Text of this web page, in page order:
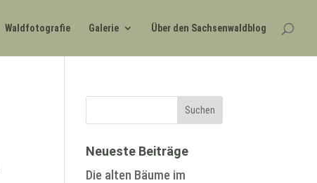
Waldfotografie Galerie Über den Sachsenwaldblog
Neueste Beiträge
Die alten Bäume im